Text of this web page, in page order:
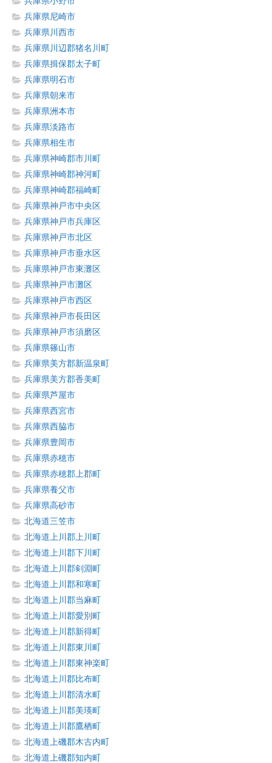
兵庫県尼崎市
兵庫県川西市
兵庫県川辺郡猪名川町
兵庫県揖保郡太子町
兵庫県明石市
兵庫県朝来市
兵庫県洲本市
兵庫県淡路市
兵庫県相生市
兵庫県神崎郡市川町
兵庫県神崎郡神河町
兵庫県神崎郡福崎町
兵庫県神戸市中央区
兵庫県神戸市兵庫区
兵庫県神戸市北区
兵庫県神戸市垂水区
兵庫県神戸市東灘区
兵庫県神戸市灘区
兵庫県神戸市西区
兵庫県神戸市長田区
兵庫県神戸市須磨区
兵庫県篠山市
兵庫県美方郡新温泉町
兵庫県美方郡香美町
兵庫県芦屋市
兵庫県西宮市
兵庫県西脇市
兵庫県豊岡市
兵庫県赤穂市
兵庫県赤穂郡上郡町
兵庫県養父市
兵庫県高砂市
北海道三笠市
北海道上川郡上川町
北海道上川郡下川町
北海道上川郡剣淵町
北海道上川郡和寒町
北海道上川郡当麻町
北海道上川郡愛別町
北海道上川郡新得町
北海道上川郡東川町
北海道上川郡東神楽町
北海道上川郡比布町
北海道上川郡清水町
北海道上川郡美瑛町
北海道上川郡鷹栖町
北海道上磯郡木古内町
北海道上磯郡知内町